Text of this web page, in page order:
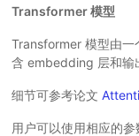
Transformer 模型
Transformer 模型由
含 embedding 层和输
细节可参考论文
用户可以使用相应的